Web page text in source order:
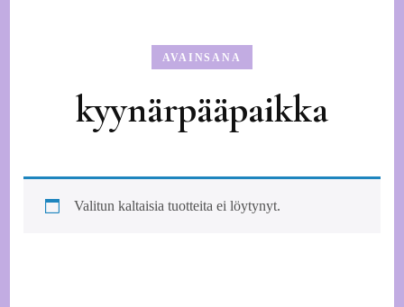
AVAINSANA
kyynärpääpaikka
Valitun kaltaisia tuotteita ei löytynyt.